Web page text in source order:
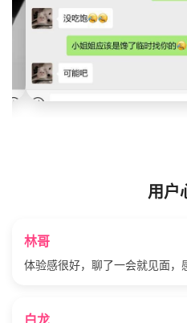
用户
林哥
体验感很好，聊了一会就见面
白龙